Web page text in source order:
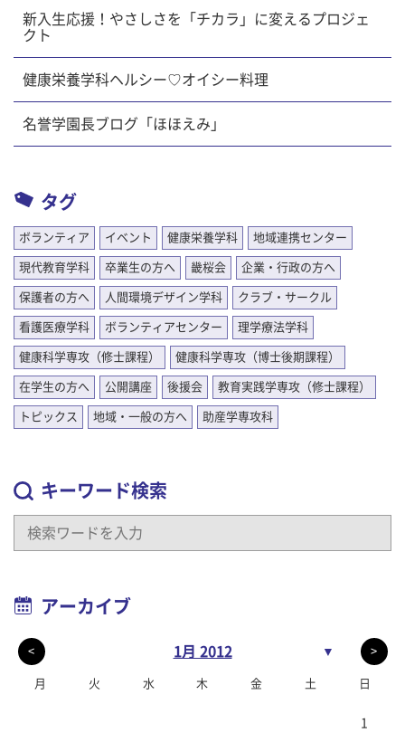
新入生応援！やさしさを「チカラ」に変えるプロジェ
クト
健康栄養学科ヘルシー♡オイシー料理
名誉学園長ブログ「ほほえみ」
タグ
ボランティア イベント 健康栄養学科 地域連携センター
現代教育学科 卒業生の方へ 畿桜会 企業・行政の方へ
保護者の方へ 人間環境デザイン学科 クラブ・サークル
看護医療学科 ボランティアセンター 理学療法学科
健康科学専攻（修士課程） 健康科学専攻（博士後期課程）
在学生の方へ 公開講座 後援会 教育実践学専攻（修士課程）
トピックス 地域・一般の方へ 助産学専攻科
キーワード検索
アーカイブ
< 1月 2012 ▼ >
月 火 水 木 金 土 日
1